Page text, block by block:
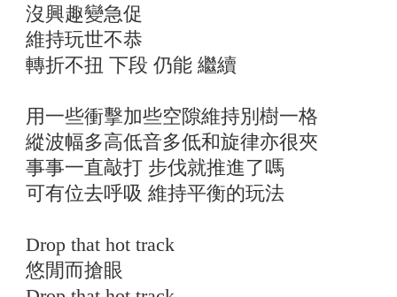
沒興趣變急促
維持玩世不恭
轉折不扭 下段 仍能 繼續
用一些衝擊加些空隙維持別樹一格
縱波幅多高低音多低和旋律亦很夾
事事一直敲打 步伐就推進了嗎
可有位去呼吸 維持平衡的玩法
Drop that hot track
悠閒而搶眼